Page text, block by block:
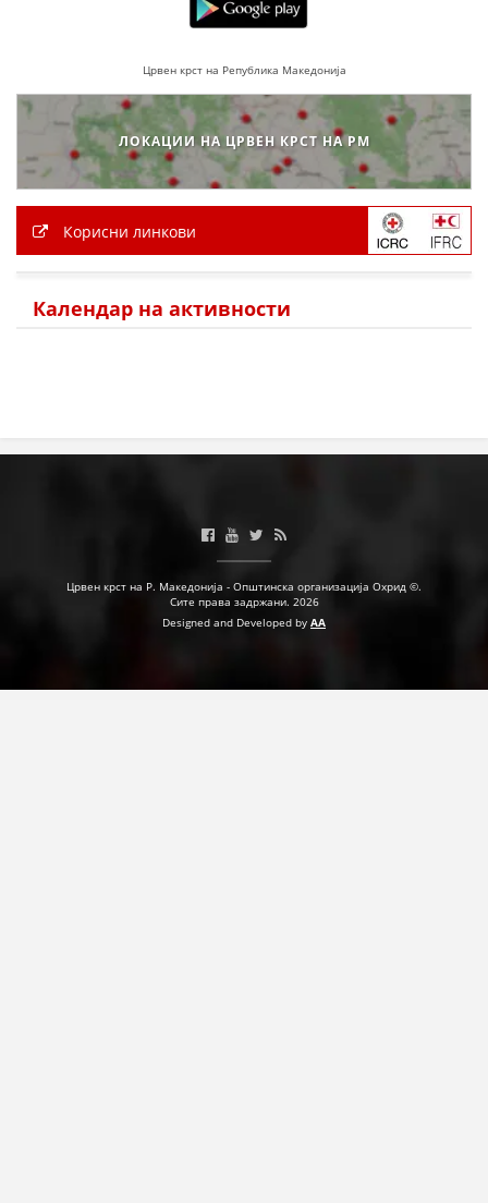
МЕНАЏМЕНТ НА ВОЛОНТЕРИ
ЗА НАС
ДЕЈСТВУВАЊЕ
ПОСТЕРИ
Црвен крст на Република Македонија
ЛОКАЦИИ НА ЦРВЕН КРСТ НА РМ
Корисни линкови
Календар на активности
Црвен крст на Р. Македонија - Општинска организација Охрид ©.
Сите права задржани. 2026
Designed and Developed by AA